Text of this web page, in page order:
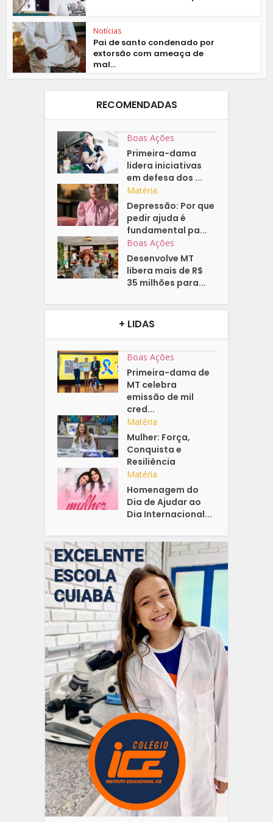
Notícias
Pai de santo condenado por
extorsão com ameaça de
mal...
RECOMENDADAS
Boas Ações
Primeira-dama
lidera iniciativas
em defesa dos ...
Matéria
Depressão: Por que
pedir ajuda é
fundamental pa...
Boas Ações
Desenvolve MT
libera mais de R$
35 milhões para...
+ LIDAS
Boas Ações
Primeira-dama de
MT celebra
emissão de mil
cred...
Matéria
Mulher: Força,
Conquista e
Resiliência
Matéria
Homenagem do
Dia de Ajudar ao
Dia Internacional...